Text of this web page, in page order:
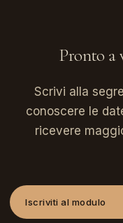
Pronto a
Scrivi alla
conoscere le
ricevere
Iscriviti al modulo